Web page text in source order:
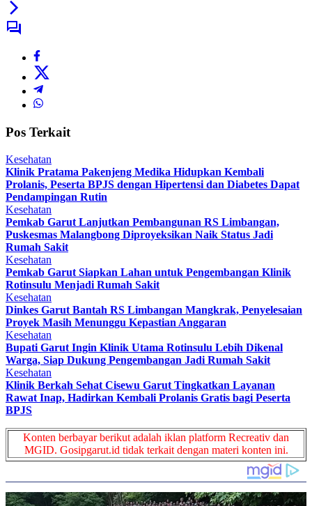
Pos Terkait
Kesehatan
Klinik Pratama Pakenjeng Medika Hidupkan Kembali
Prolanis, Peserta BPJS dengan Hipertensi dan Diabetes Dapat
Pendampingan Rutin
Kesehatan
Pemkab Garut Lanjutkan Pembangunan RS Limbangan,
Puskesmas Malangbong Diproyeksikan Naik Status Jadi
Rumah Sakit
Kesehatan
Pemkab Garut Siapkan Lahan untuk Pengembangan Klinik
Rotinsulu Menjadi Rumah Sakit
Kesehatan
Dinkes Garut Bantah RS Limbangan Mangkrak, Penyelesaian
Proyek Masih Menunggu Kepastian Anggaran
Kesehatan
Bupati Garut Ingin Klinik Utama Rotinsulu Lebih Dikenal
Warga, Siap Dukung Pengembangan Jadi Rumah Sakit
Kesehatan
Klinik Berkah Sehat Cisewu Garut Tingkatkan Layanan
Rawat Inap, Hadirkan Kembali Prolanis Gratis bagi Peserta
BPJS
Konten berbayar berikut adalah iklan platform Recreativ dan
MGID. Gosipgarut.id tidak terkait dengan materi konten ini.